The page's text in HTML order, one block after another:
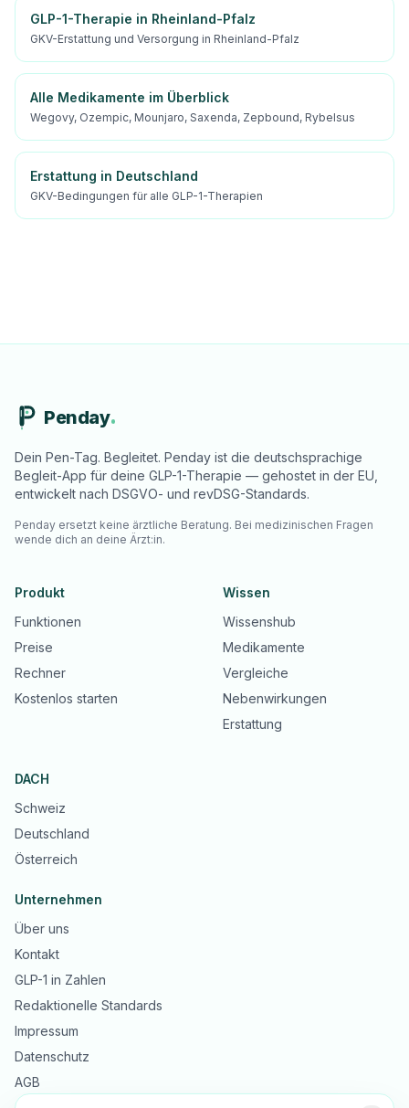
GLP-1-Therapie in Rheinland-Pfalz
GKV-Erstattung und Versorgung in Rheinland-Pfalz
Alle Medikamente im Überblick
Wegovy, Ozempic, Mounjaro, Saxenda, Zepbound, Rybelsus
Erstattung in Deutschland
GKV-Bedingungen für alle GLP-1-Therapien
Penday
Dein Pen-Tag. Begleitet. Penday ist die deutschsprachige
Begleit-App für deine GLP-1-Therapie — gehostet in der EU,
entwickelt nach DSGVO- und revDSG-Standards.
Penday ersetzt keine ärztliche Beratung. Bei medizinischen Fragen
wende dich an deine Ärzt:in.
Produkt
Funktionen
Preise
Rechner
Kostenlos starten
Wissen
Wissenshub
Medikamente
Vergleiche
Nebenwirkungen
Erstattung
DACH
Schweiz
Deutschland
Österreich
Unternehmen
Über uns
Kontakt
GLP-1 in Zahlen
Redaktionelle Standards
Impressum
Datenschutz
AGB